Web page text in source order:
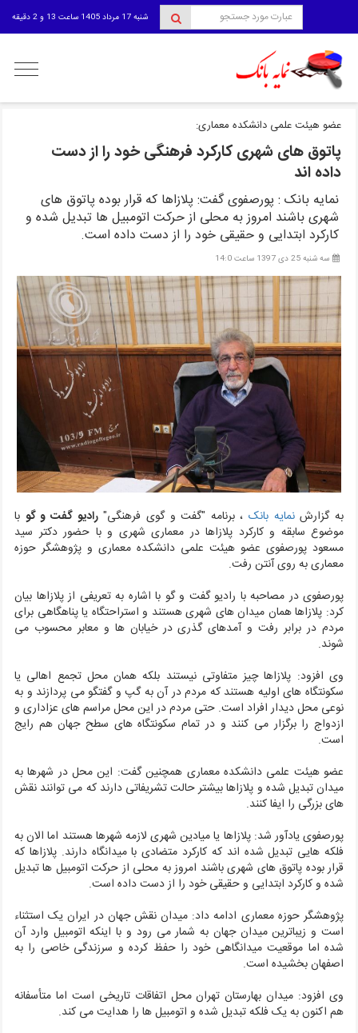
شنبه 17 مرداد 1405 ساعت 13 و 2 دقیقه
منوی
عضو هیئت علمی دانشکده معماری:
پاتوق های شهری کارکرد فرهنگی خود را از دست
داده اند
نمایه بانک : پورصفوی گفت: پلازاها که قرار بوده پاتوق های
شهری باشند امروز به محلی از حرکت اتومبیل ها تبدیل شده و
کارکرد ابتدایی و حقیقی خود را از دست داده است.
سه شنبه 25 دی 1397 ساعت 14:0
به گزارشنمایه بانک،برنامه "گفت و گوی فرهنگی"رادیو گفت و گوبا
موضوع سابقه و کارکرد پلازاها در معماری شهری و با حضور دکتر سید
مسعود پورصفوی عضو هیئت علمی دانشکده معماری و پژوهشگر حوزه
معماری به روی آنتن رفت.
پورصفوی در مصاحبه با رادیو گفت و گو با اشاره به تعریفی از پلازاها بیان
کرد: پلازاها همان میدان های شهری هستند و استراحتگاه یا پناهگاهی برای
مردم در برابر رفت و آمدهای گذری در خیابان ها و معابر محسوب می
شوند.
وی افزود: پلازاها چیز متفاوتی نیستند بلکه همان محل تجمع اهالی یا
سکونتگاه های اولیه هستند که مردم در آن به گپ و گفتگو می پردازند و به
نوعی محل دیدار افراد است. حتی مردم در این محل مراسم های عزاداری و
ازدواج را برگزار می کنند و در تمام سکونتگاه های سطح جهان هم رایج
است.
عضو هیئت علمی دانشکده معماری همچنین گفت: این محل در شهرها به
میدان تبدیل شده و پلازاها بیشتر حالت تشریفاتی دارند که می توانند نقش
های بزرگی را ایفا کنند.
پورصفوی یادآور شد: پلازاها یا میادین شهری لازمه شهرها هستند اما الان به
فلکه هایی تبدیل شده اند که کارکرد متضادی با میدانگاه دارند. پلازاها که
قرار بوده پاتوق های شهری باشند امروز به محلی از حرکت اتومبیل ها تبدیل
شده و کارکرد ابتدایی و حقیقی خود را از دست داده است.
پژوهشگر حوزه معماری ادامه داد: میدان نقش جهان در ایران یک استثناء
است و زیباترین میدان جهان به شمار می رود و با اینکه اتومبیل وارد آن
شده اما موقعیت میدانگاهی خود را حفظ کرده و سرزندگی خاصی را به
اصفهان بخشیده است.
وی افزود: میدان بهارستان تهران محل اتفاقات تاریخی است اما متأسفانه
هم اکنون به یک فلکه تبدیل شده و اتومبیل ها را هدایت می کند.